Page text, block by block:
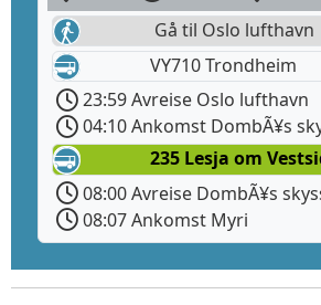
Gå til Oslo lufthavn
VY710 Trondheim
23:59 Avreise Oslo lufthavn
04:10 Ankomst DombÃ¥s
235 Lesja om
08:00 Avreise DombÃ¥s
08:07 Ankomst Myri